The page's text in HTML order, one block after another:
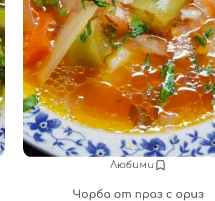
Любими
Чорба от праз с ориз